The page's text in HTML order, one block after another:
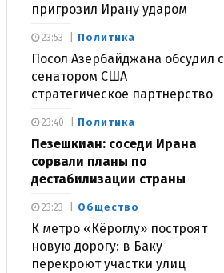
пригрозил Ирану ударом
Политика
Посол Азербайджана обсудил с
сенатором США
стратегическое партнерство
23:53
Политика
Пезешкиан: соседи Ирана
сорвали планы по
дестабилизации страны
23:40
Общество
К метро «Кёроглу» построят
новую дорогу: в Баку
перекроют участки улиц
23:23